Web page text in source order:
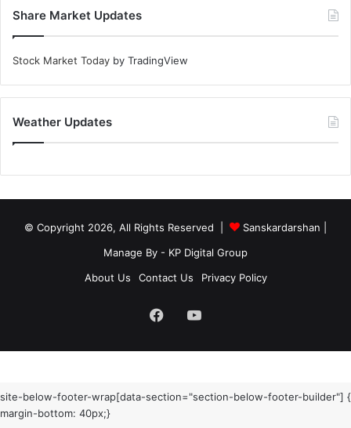
Share Market Updates
Stock Market Today by TradingView
Weather Updates
© Copyright 2026, All Rights Reserved | Sanskardarshan
Manage By - KP Digital Group
About Us
Contact Us Privacy Policy
FacebookYouTube
site-below-footer-wrap[data-section="section-below-footer-builder"] {
margin-bottom: 40px;}